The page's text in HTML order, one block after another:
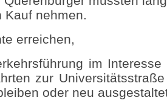
Kauf nehmen.
erreichen,
im
zur
oder neu